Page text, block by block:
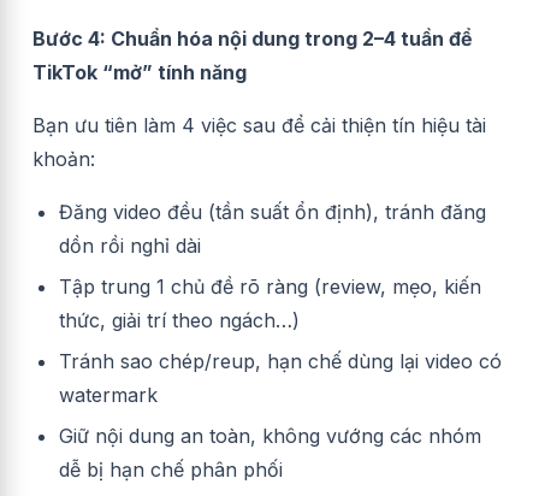
Bước 4: Chuẩn hóa nội dung trong 2–4 tuần để
TikTok “mở” tính năng
Bạn ưu tiên làm 4 việc sau để cải thiện tín hiệu tài
khoản:
Đăng video đều (tần suất ổn định), tránh đăng
dồn rồi nghỉ dài
Tập trung 1 chủ đề rõ ràng (review, mẹo, kiến
thức, giải trí theo ngách…)
Tránh sao chép/reup, hạn chế dùng lại video có
watermark
Giữ nội dung an toàn, không vướng các nhóm
dễ bị hạn chế phân phối